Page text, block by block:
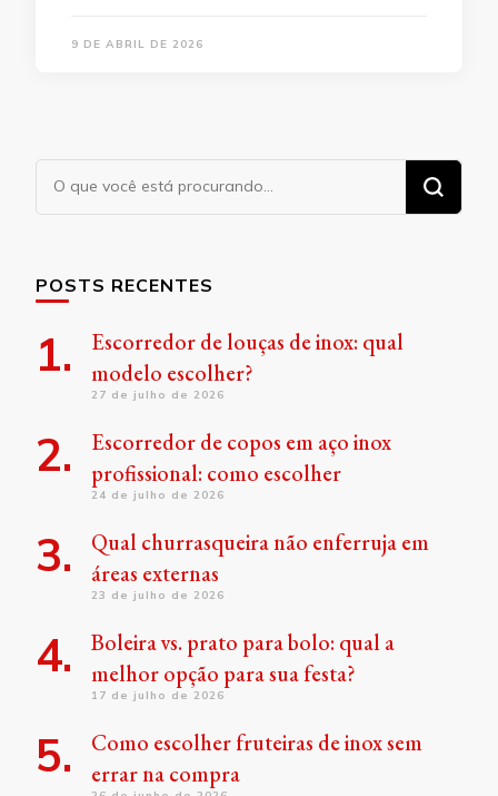
9 DE ABRIL DE 2026
Procurando
algo?
POSTS RECENTES
Escorredor de louças de inox: qual
modelo escolher?
27 de julho de 2026
Escorredor de copos em aço inox
profissional: como escolher
24 de julho de 2026
Qual churrasqueira não enferruja em
áreas externas
23 de julho de 2026
Boleira vs. prato para bolo: qual a
melhor opção para sua festa?
17 de julho de 2026
Como escolher fruteiras de inox sem
errar na compra